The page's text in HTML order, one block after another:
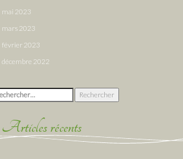
mai 2023
mars 2023
février 2023
décembre 2022
:
Articles récents